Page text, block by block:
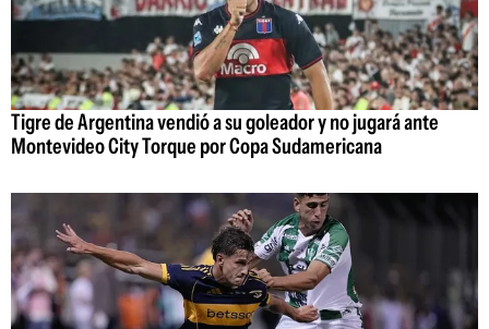
Tigre de Argentina vendió a su goleador y no jugará ante
Montevideo City Torque por Copa Sudamericana